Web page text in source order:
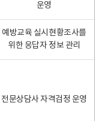
운영
예방교육 실시현황조사를
위한 응답자 정보 관리
전문상담사 자격검정 운영